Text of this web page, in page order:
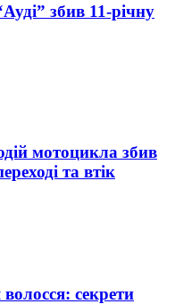
збив 11-річну
мотоцикла збив
та втік
секрети